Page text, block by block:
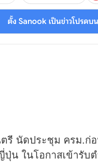
ตั้ง Sanook เป็นข่าวโปรด
รี นัดประชุม ครม.ก่
น ในโอกาสเข้ารับ